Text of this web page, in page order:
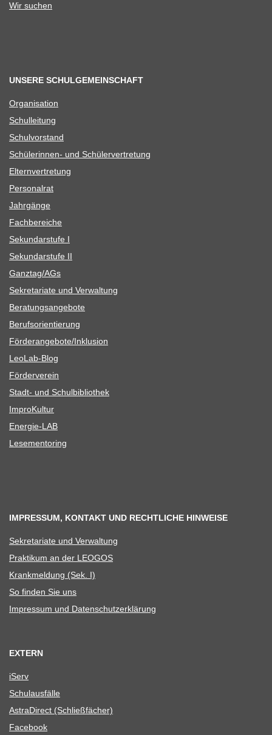
Wir suchen
UNSERE SCHULGEMEINSCHAFT
Orga­ni­sa­tion
Schul­lei­tung
Schul­vor­stand
Schü­le­rin­nen- und Schülervertretung
Eltern­ver­tre­tung
Per­so­nal­rat
Jahr­gänge
Fach­be­rei­che
Sekun­dar­stufe I
Sekun­dar­stufe II
Ganztag/​​AGs
Sekre­ta­riate und Verwaltung
Bera­tungs­an­ge­bote
Berufs­ori­en­tie­rung
Förderangebote/​​Inklusion
Leo­Lab-Blog
För­der­ver­ein
Stadt- und Schulbibliothek
Impro­Kul­tur
Ener­­gie-LAB
Lese­men­to­ring
IMPRESSUM, KONTAKT UND RECHTLICHE HINWEISE
Sekre­ta­riate und Verwaltung
Prak­ti­kum an der LEOGOS
Krank­mel­dung (Sek. I)
So fin­den Sie uns
Impres­sum und Datenschutzerklärung
EXTERN
iServ
Schul­aus­fälle
Astra­Di­rect (Schließ­fä­cher)
Face­book